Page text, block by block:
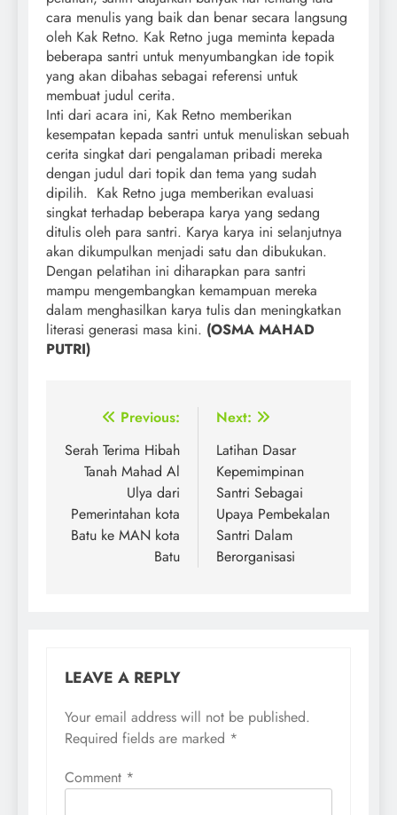
cara menulis yang baik dan benar secara langsung
oleh Kak Retno. Kak Retno juga meminta kepada
beberapa santri untuk menyumbangkan ide topik
yang akan dibahas sebagai referensi untuk
membuat judul cerita.
Inti dari acara ini, Kak Retno memberikan
kesempatan kepada santri untuk menuliskan sebuah
cerita singkat dari pengalaman pribadi mereka
dengan judul dari topik dan tema yang sudah
dipilih. Kak Retno juga memberikan evaluasi
singkat terhadap beberapa karya yang sedang
ditulis oleh para santri. Karya karya ini selanjutnya
akan dikumpulkan menjadi satu dan dibukukan.
Dengan pelatihan ini diharapkan para santri
mampu mengembangkan kemampuan mereka
dalam menghasilkan karya tulis dan meningkatkan
literasi generasi masa kini. (OSMA MAHAD
PUTRI)
Post
navigation
Previous:
Serah Terima Hibah
Tanah Mahad Al
Ulya dari
Pemerintahan kota
Batu ke MAN kota
Batu
Next:
Latihan Dasar
Kepemimpinan
Santri Sebagai
Upaya Pembekalan
Santri Dalam
Berorganisasi
LEAVE A REPLY
Your email address will not be published.
Required fields are marked *
Comment *